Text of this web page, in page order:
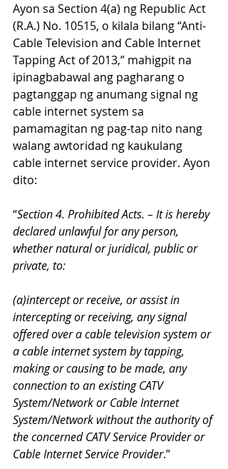
Ayon sa Section 4(a) ng Republic Act
(R.A.) No. 10515, o kilala bilang “Anti-
Cable Television and Cable Internet
Tapping Act of 2013,” mahigpit na
ipinagbabawal ang pagharang o
pagtanggap ng anumang signal ng
cable internet system sa
pamamagitan ng pag-tap nito nang
walang awtoridad ng kaukulang
cable internet service provider. Ayon
dito:
“Section 4. Prohibited Acts. – It is hereby
declared unlawful for any person,
whether natural or juridical, public or
private, to:
(a)intercept or receive, or assist in
intercepting or receiving, any signal
offered over a cable television system or
a cable internet system by tapping,
making or causing to be made, any
connection to an existing CATV
System/Network or Cable Internet
System/Network without the authority of
the concerned CATV Service Provider or
Cable Internet Service Provider.”